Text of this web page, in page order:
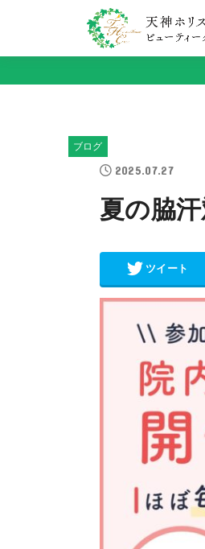
ブログ
2025.07.27
夏の脇
ツイート